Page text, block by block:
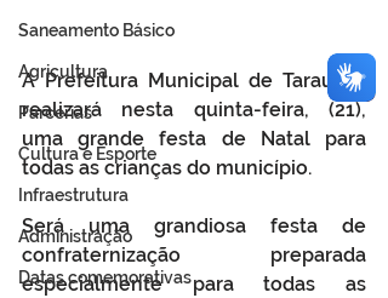
Saneamento Básico
Agricultura
Parcerias
Cultura e Esporte
Infraestrutura
Administração
Datas comemorativas
A Prefeitura Municipal de Tarauacá
realizará nesta quinta-feira, (21),
uma grande festa de Natal para
todas as crianças do município.
Será uma grandiosa festa de
confraternização preparada
especialmente para todas as